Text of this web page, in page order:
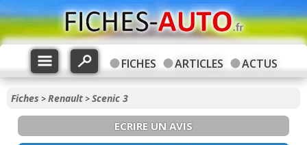
FICHES ARTICLES ACTUS
Fiches >Renault >Scenic 3
ECRIRE UN AVIS